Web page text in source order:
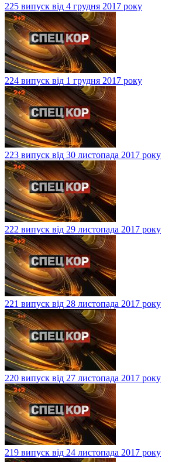
225 випуск від 4 грудня 2017 року
224 випуск від 1 грудня 2017 року
223 випуск від 30 листопада 2017 року
222 випуск від 29 листопада 2017 року
221 випуск від 28 листопада 2017 року
220 випуск від 27 листопада 2017 року
219 випуск від 24 листопада 2017 року